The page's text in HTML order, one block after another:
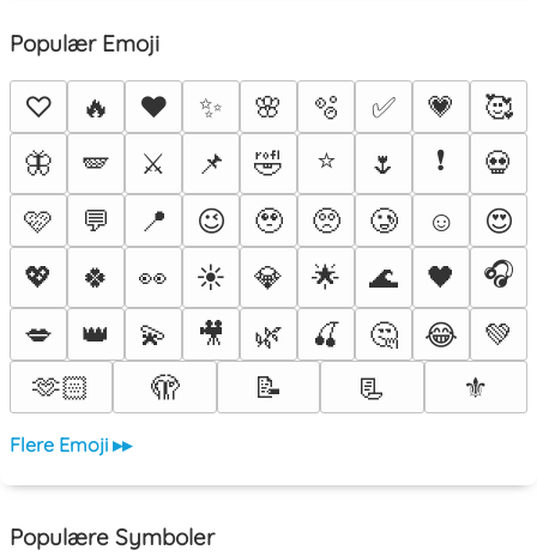
Populær Emoji
♡ 🔥 ❤️ ✨ 🌸 🫧 ✅ 💗
🥰
🦋
🪽 ⚔️ 📌 🤣 ⭐ 🌷 ❗
💀
🩷
💬 📍 😉 🥹 🥺 🥲 ☺️
😍
💖
🍀 👀 ☀️ 💎 🌟 🌊 🖤
🎧
💋
👑 💫 🎥 🌿 🍒 🤔 😂
💚
🫶🏻
🫣 📝 📃 ⚜️
Flere Emoji ▸▸
Populære Symboler